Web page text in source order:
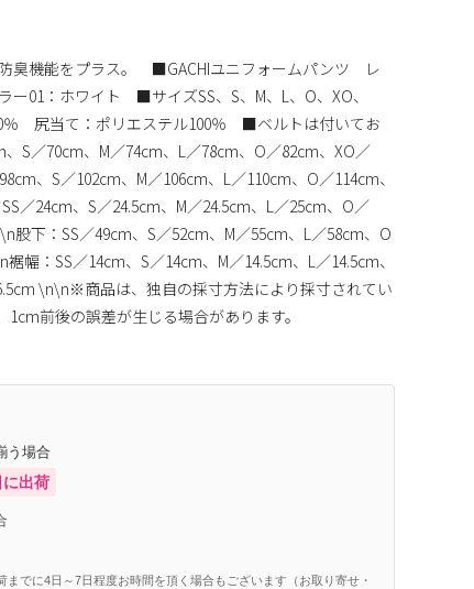
臭機能をプラス。 ■GACHIユニフォームパンツ レ
01：ホワイト ■サイズSS、S、M、L、O、XO、
尻当て：ポリエステル100％ ■ベルトは付いてお
S／70cm、M／74cm、L／78cm、O／82cm、XO／
、S／102cm、M／106cm、L／110cm、O／114cm、
／24cm、S／24.5cm、M／24.5cm、L／25cm、O／
股下：SS／49cm、S／52cm、M／55cm、L／58cm、O
幅：SS／14cm、S／14cm、M／14.5cm、L／14.5cm、
\n\n※商品は、独自の採寸方法により採寸されてい
前後の誤差が生じる場合があります。
う場合
出荷
でに4日～7日程度お時間を頂く場合もございます（お取り寄せ・